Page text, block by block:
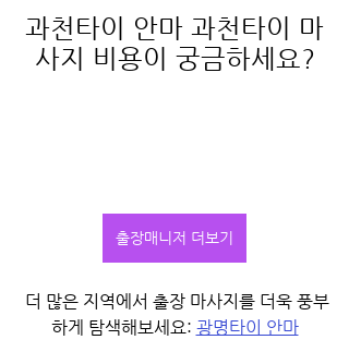
과천타이 안마 과천타이 마
사지 비용이 궁금하세요?
출장매니저 더보기
더 많은 지역에서 출장 마사지를 더욱 풍부
하게 탐색해보세요: 광명타이 안마